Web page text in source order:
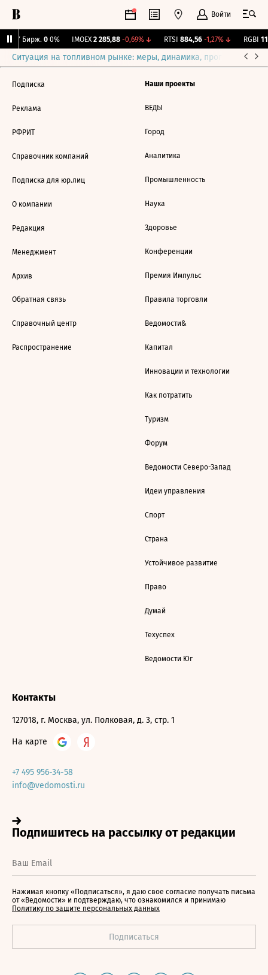
Войти
CNY Бирж. 0 0% IMOEX 2 285,88 -0,69%↓ RTSI 884,56 -1,27%↓ RGBI
Ситуация на топливном рынке: меры, динамика, прогнозы
Подписка
Реклама
РФРИТ
Справочник компаний
Подписка для юр.лиц
О компании
Редакция
Менеджмент
Архив
Обратная связь
Справочный центр
Распространение
Наши проекты
ВЕДЫ
Город
Аналитика
Промышленность
Наука
Здоровье
Конференции
Премия Импульс
Правила торговли
Ведомости&
Капитал
Инновации и технологии
Как потратить
Туризм
Форум
Ведомости Северо-Запад
Идеи управления
Спорт
Страна
Устойчивое развитие
Право
Думай
Техуспех
Ведомости Юг
Контакты
127018, г. Москва, ул. Полковая, д. 3, стр. 1
На карте
+7 495 956-34-58
info@vedomosti.ru
Нажимая кнопку «Подписаться», я даю свое согласие получать письма
от «Ведомости» и подтверждаю, что ознакомился и принимаю
Политику по защите персональных данных